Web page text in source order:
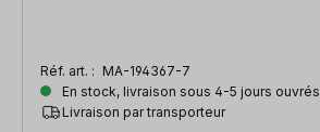
Réf. art. : MA-194367-7
En stock, livraison sous 4-5 jours ouvrés
Livraison par transporteur